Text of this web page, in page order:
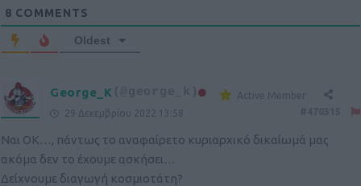
8 COMMENTS
Oldest
George_K (@george_k)
Active Member
29 Δεκεμβρίου 2022 13:58
Ναι ΟΚ…, πάντως το αναφαίρετο κυριαρχικό δικαίωμά μας
ακόμα δεν το έχουμε ασκήσει…
Δείχνουμε διαγωγή κοσμιοτάτη?